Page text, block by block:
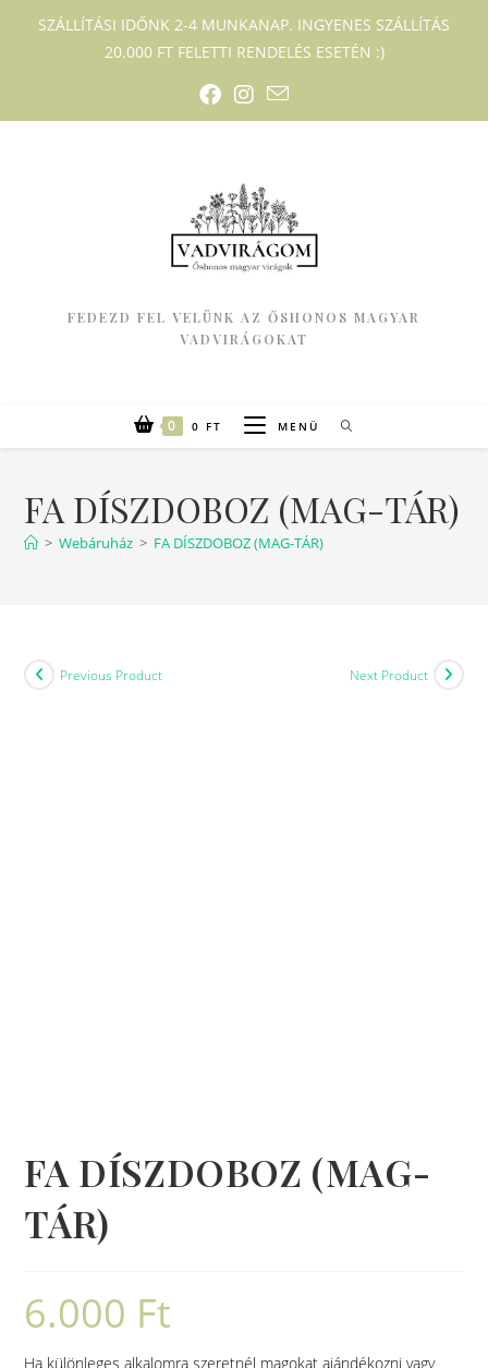
SZÁLLÍTÁSI IDŐNK 2-4 MUNKANAP. INGYENES SZÁLLÍTÁS
20.000 FT FELETTI RENDELÉS ESETÉN :)
FEDEZD FEL VELÜNK AZ ŐSHONOS MAGYAR
VADVIRÁGOKAT
0 0 FT MENÜ
FA DÍSZDOBOZ (MAG-TÁR)
> Webáruház > FA DÍSZDOBOZ (MAG-TÁR)
Previous Product Next Product
FA DÍSZDOBOZ (MAG-
TÁR)
6.000 Ft
Ha különleges alkalomra szeretnél magokat ajándékozni vagy